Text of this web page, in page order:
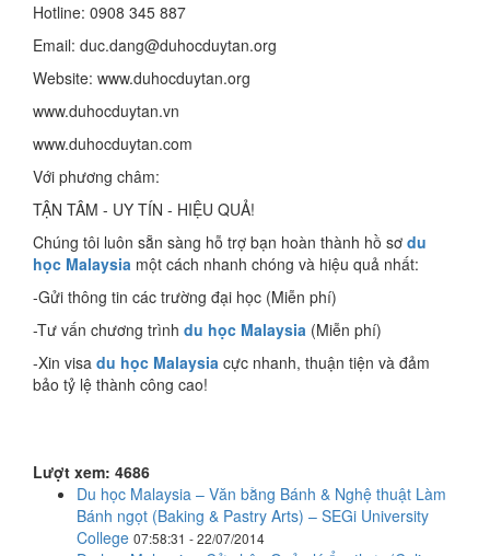
Hotline: 0908 345 887
Email: duc.dang@duhocduytan.org
Website: www.duhocduytan.org
www.duhocduytan.vn
www.duhocduytan.com
Với phương châm:
TẬN TÂM - UY TÍN - HIỆU QUẢ!
Chúng tôi luôn sẵn sàng hỗ trợ bạn hoàn thành hồ sơ du
học Malaysia một cách nhanh chóng và hiệu quả nhất:
-Gửi thông tin các trường đại học (Miễn phí)
-Tư vấn chương trình du học Malaysia (Miễn phí)
-Xin visa du học Malaysia cực nhanh, thuận tiện và đảm
bảo tỷ lệ thành công cao!
Lượt xem: 4686
Du học Malaysia – Văn bằng Bánh & Nghệ thuật Làm
Bánh ngọt (Baking & Pastry Arts) – SEGi University
College 07:58:31 - 22/07/2014